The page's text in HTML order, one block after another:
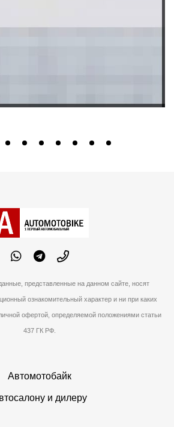
представленные на данном сайте, носят
ознакомительный характер и ни при каких
офертой, определяемой положениями статьи
437 ГК РФ.
Автомотобайк
и дилеру